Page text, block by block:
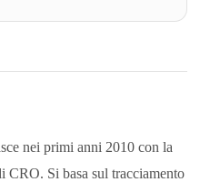
nei primi anni 2010 con la
CRO. Si basa sul tracciamento